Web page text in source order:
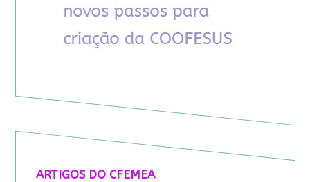
ARTIGOS DO CFEMEA